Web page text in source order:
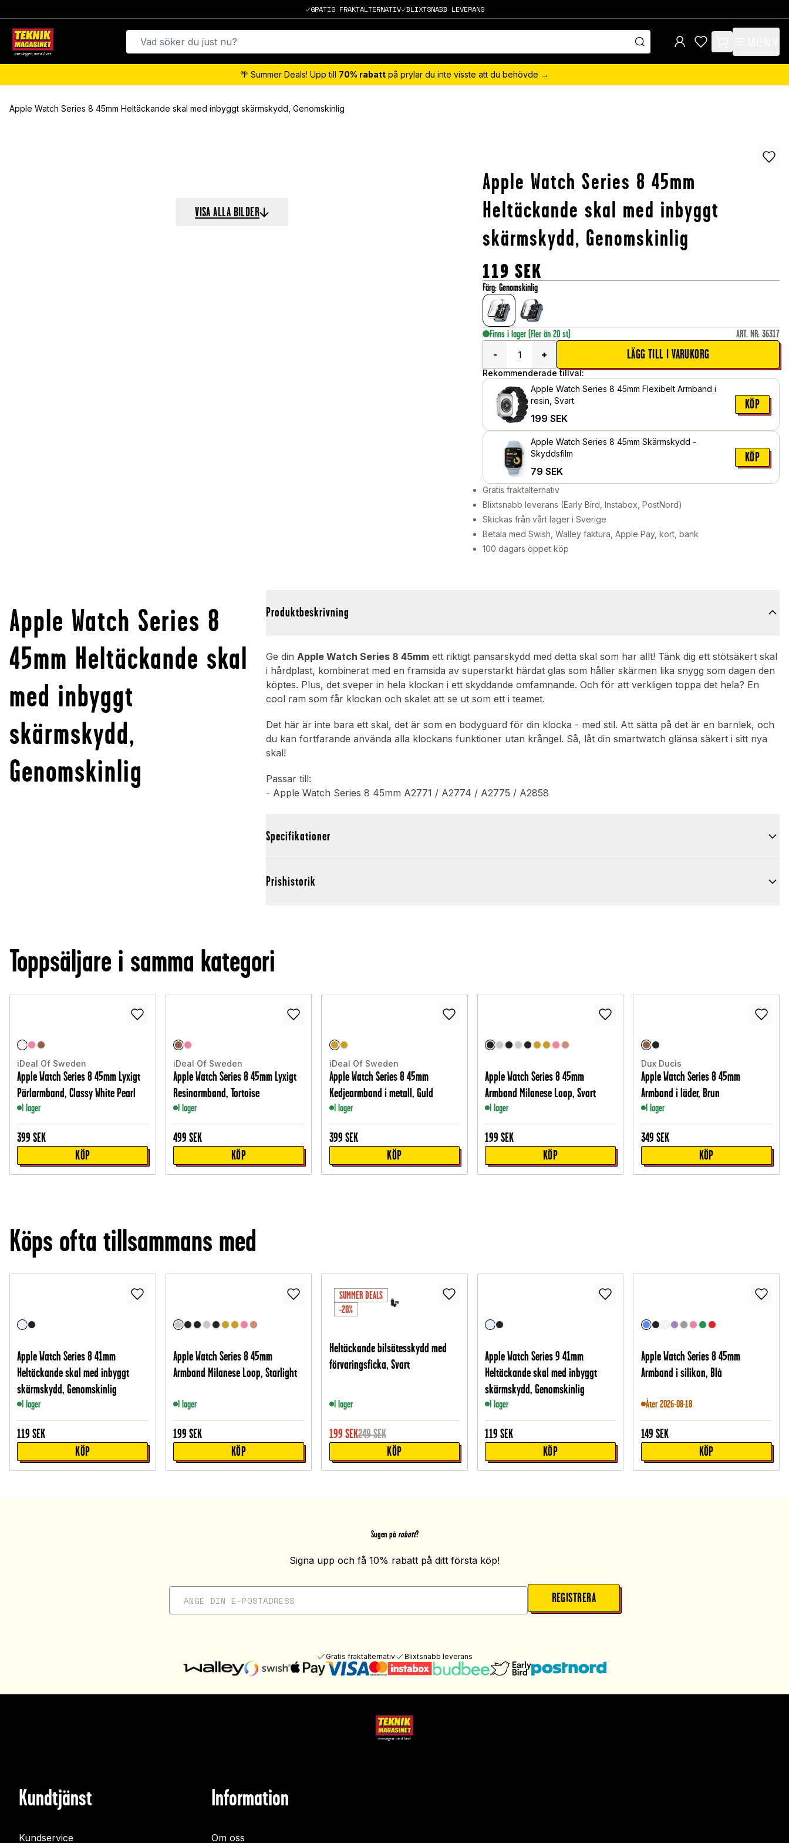
GRATIS FRAKTALTERNATIV BLIXTSNABB LEVERANS
items in cart, view
🌴 Summer Deals! Upp till 70% rabatt på prylar du inte visste att du behövde →
Apple Watch Series 8 45mm Heltäckande skal med inbyggt skärmskydd, Genomskinlig
VISA ALLA BILDER
Apple Watch Series 8 45mm
Heltäckande skal med inbyggt
skärmskydd, Genomskinlig
119 SEK
Färg:Genomskinlig
Finns i lager (Fler än 20 st) ART. NR: 36317
-
+ LÄGG TILL I VARUKORG
Rekommenderade tillval:
Apple Watch Series 8 45mm Flexibelt Armband i
resin, Svart
199 SEK
KÖP
Apple Watch Series 8 45mm Skärmskydd -
Skyddsfilm
79 SEK
KÖP
Gratis fraktalternativ
Blixtsnabb leverans (Early Bird, Instabox, PostNord)
Skickas från vårt lager i Sverige
Betala med Swish, Walley faktura, Apple Pay, kort, bank
100 dagars öppet köp
Apple Watch Series 8
45mm Heltäckande skal
med inbyggt
skärmskydd,
Genomskinlig
Produktbeskrivning
Ge dinApple Watch Series 8 45mm ett riktigt pansarskydd med detta skal som har allt! Tänk dig ett stötsäkert skal
i hårdplast, kombinerat med en framsida av superstarkt härdat glas som håller skärmen lika snygg som dagen den
köptes. Plus, det sveper in hela klockan i ett skyddande omfamnande. Och för att verkligen toppa det hela? En
cool ram som får klockan och skalet att se ut som ett i teamet.
Det här är inte bara ett skal, det är som en bodyguard för din klocka - med stil. Att sätta på det är en barnlek, och
du kan fortfarande använda alla klockans funktioner utan krångel. Så, låt din smartwatch glänsa säkert i sitt nya
skal!
Passar till:
- Apple Watch Series 8 45mm A2771 / A2774 / A2775 / A2858
Specifikationer
Prishistorik
Toppsäljare i samma kategori
iDeal Of Sweden
Apple Watch Series 8 45mm Lyxigt
Pärlarmband, Classy White Pearl
I lager
399 SEK
KÖP
iDeal Of Sweden
Apple Watch Series 8 45mm Lyxigt
Resinarmband, Tortoise
I lager
499 SEK
KÖP
iDeal Of Sweden
Apple Watch Series 8 45mm
Kedjearmband i metall, Guld
I lager
399 SEK
KÖP
Apple Watch Series 8 45mm
Armband Milanese Loop, Svart
I lager
199 SEK
KÖP
Dux Ducis
Apple Watch Series 8 45mm
Armband i läder, Brun
I lager
349 SEK
KÖP
Köps ofta tillsammans med
Apple Watch Series 8 41mm
Heltäckande skal med inbyggt
skärmskydd, Genomskinlig
I lager
119 SEK
KÖP
Apple Watch Series 8 45mm
Armband Milanese Loop, Starlight
I lager
199 SEK
KÖP
SUMMER DEALS
-20%
Heltäckande bilsätesskydd med
förvaringsficka, Svart
I lager
199 SEK249SEK
KÖP
Apple Watch Series 9 41mm
Heltäckande skal med inbyggt
skärmskydd, Genomskinlig
I lager
119 SEK
KÖP
Apple Watch Series 8 45mm
Armband i silikon, Blå
Åter 2026-08-18
149 SEK
KÖP
Sugen på rabatt?
Signa upp och få 10% rabatt på ditt första köp!
REGISTRERA
Gratis fraktalternativ Blixtsnabb leverans
Kundtjänst
Kundservice
Information
Om oss